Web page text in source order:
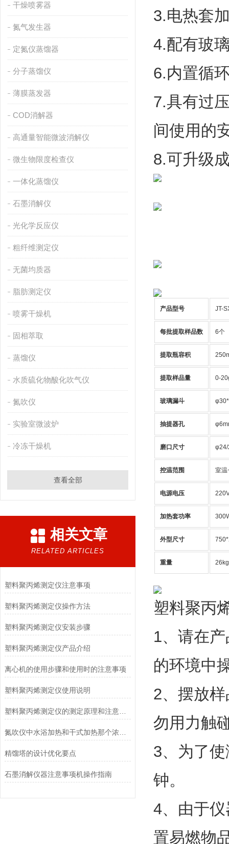
干燥喷雾器
氮气发生器
定氮仪蒸馏器
分子蒸馏仪
薄膜蒸发器
COD消解器
高通量智能微波消解仪
微生物限度检查仪
一体化蒸馏仪
石墨消解仪
光化学反应仪
粗纤维测定仪
无菌均质器
脂肪测定仪
喷雾干燥机
固相萃取
蒸馏仪
水质硫化物酸化吹气仪
氮吹仪
实验室微波炉
冷冻干燥机
查看全部
相关文章
RELATED ARTICLES
塑料聚丙烯测定仪注意事项
塑料聚丙烯测定仪操作方法
塑料聚丙烯测定仪安装步骤
塑料聚丙烯测定仪产品介绍
离心机的使用步骤和使用时的注意事项
塑料聚丙烯测定仪使用说明
塑料聚丙烯测定仪的测定原理和注意事项
精馏塔的设计优化要点
石墨消解仪器注意事项机操作指南
3.电热套
4.配有玻
6.内置循
7.具有过
间使用的
8.可升级
产品型号 JT-
每批提取样品数 6个
提取瓶容积
提取样品量 0-
玻璃漏斗
抽提器孔
磨口尺寸 φ24/
控温范围 室
电源电压
加热套功率
外型尺寸
重量 26kg
塑料聚丙
1、请在
的环境中
2、摆放
勿用力触
3、为了
钟。
4、由于
置易燃物